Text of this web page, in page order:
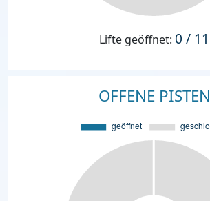
Lifte geöffnet: 0 / 11
OFFENE PISTEN